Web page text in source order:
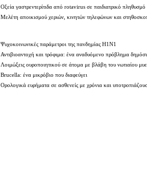
Οξεία γαστρεντερίτιδα από rotavirus σε παιδιατρικό
Μελέτη αποικισμού χεριών, κινητών τηλεφώνων και
Ψυχοκοινωνικές παράμετροι της πανδημίας Η1Ν1
Αντιβιοαντοχή και τρόφιμα: ένα αναδυόμενο πρόβλημα
Λοιμώξεις ουροποιητικού σε άτομα με βλάβη του νωτιαίου
Brucella: ένα μικρόβιο που διαφεύγει
Ορολογικά ευρήματα σε ασθενείς με χρόνια και